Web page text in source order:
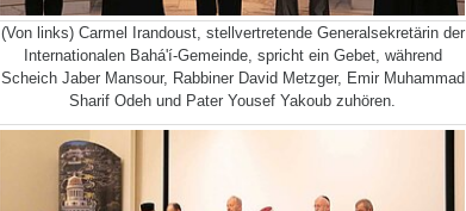
(Von links) Carmel Irandoust, stellvertretende Generalsekretärin der
Internationalen Bahá'í-Gemeinde, spricht ein Gebet, während
Scheich Jaber Mansour, Rabbiner David Metzger, Emir Muhammad
Sharif Odeh und Pater Yousef Yakoub zuhören.